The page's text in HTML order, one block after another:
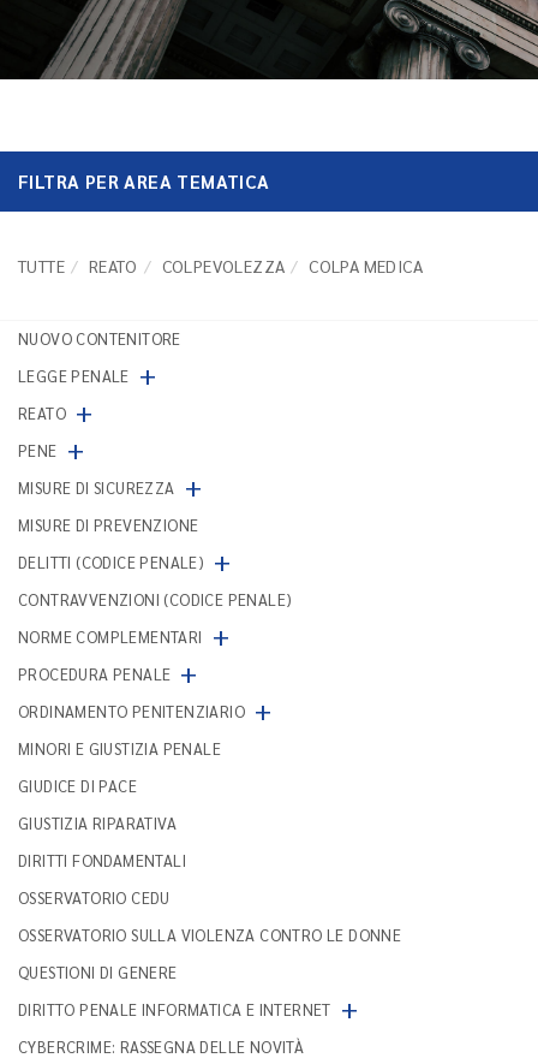
FILTRA PER AREA TEMATICA
TUTTE REATO COLPEVOLEZZA COLPA MEDICA
NUOVO CONTENITORE
LEGGE PENALE +
REATO +
PENE +
MISURE DI SICUREZZA +
MISURE DI PREVENZIONE
DELITTI (CODICE PENALE) +
CONTRAVVENZIONI (CODICE PENALE)
NORME COMPLEMENTARI
+
PROCEDURA PENALE +
ORDINAMENTO PENITENZIARIO +
MINORI E GIUSTIZIA PENALE
GIUDICE DI PACE
GIUSTIZIA RIPARATIVA
DIRITTI FONDAMENTALI
OSSERVATORIO CEDU
OSSERVATORIO SULLA VIOLENZA CONTRO LE DONNE
QUESTIONI DI GENERE
DIRITTO PENALE INFORMATICA E INTERNET +
CYBERCRIME: RASSEGNA DELLE NOVITÀ